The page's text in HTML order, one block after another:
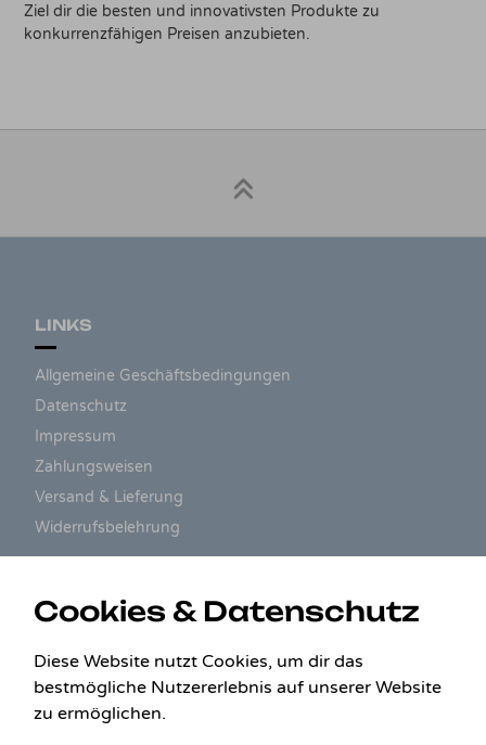
Ziel dir die besten und innovativsten Produkte zu
konkurrenzfähigen Preisen anzubieten.
LINKS
Allgemeine Geschäftsbedingungen
Datenschutz
Impressum
Zahlungsweisen
Versand & Lieferung
Widerrufsbelehrung
Cookies & Datenschutz
Diese Website nutzt Cookies, um dir das
bestmögliche Nutzererlebnis auf unserer Website
zu ermöglichen.